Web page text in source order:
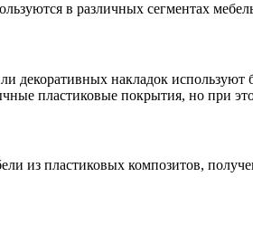
в различных сегментах
декоративных накладок
пластиковые покрытия, но при
из пластиковых композитов,